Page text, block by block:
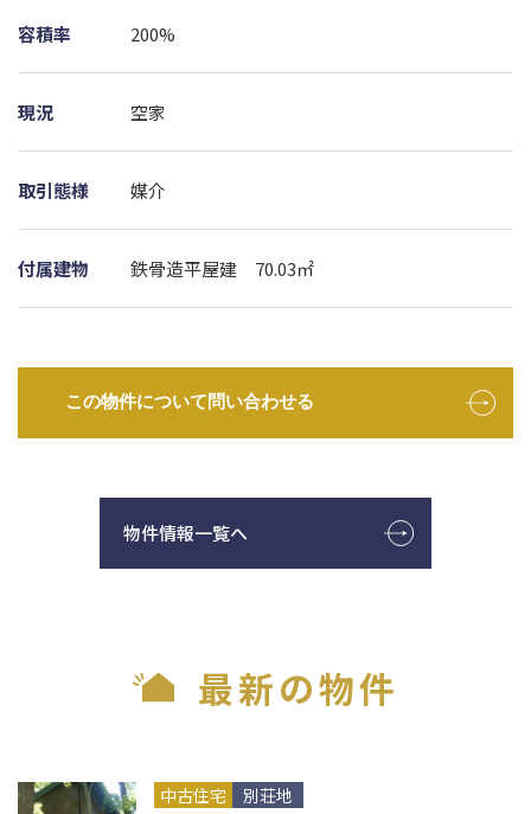
容積率 200%
現況 空家
取引態様 媒介
付属建物 鉄骨造平屋建 70.03㎡
物件情報一覧へ
最新の物件
中古住宅 別荘地